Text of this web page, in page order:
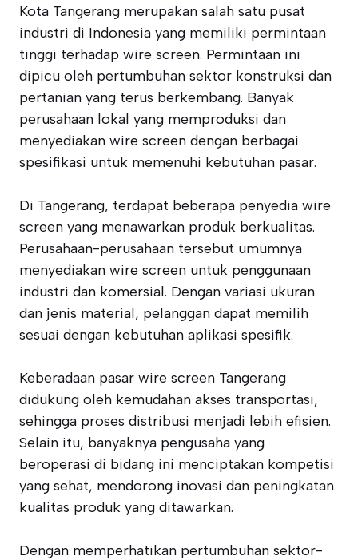
Kota Tangerang merupakan salah satu pusat
industri di Indonesia yang memiliki permintaan
tinggi terhadap wire screen. Permintaan ini
dipicu oleh pertumbuhan sektor konstruksi dan
pertanian yang terus berkembang. Banyak
perusahaan lokal yang memproduksi dan
menyediakan wire screen dengan berbagai
spesifikasi untuk memenuhi kebutuhan pasar.
Di Tangerang, terdapat beberapa penyedia wire
screen yang menawarkan produk berkualitas.
Perusahaan-perusahaan tersebut umumnya
menyediakan wire screen untuk penggunaan
industri dan komersial. Dengan variasi ukuran
dan jenis material, pelanggan dapat memilih
sesuai dengan kebutuhan aplikasi spesifik.
Keberadaan pasar wire screen Tangerang
didukung oleh kemudahan akses transportasi,
sehingga proses distribusi menjadi lebih efisien.
Selain itu, banyaknya pengusaha yang
beroperasi di bidang ini menciptakan kompetisi
yang sehat, mendorong inovasi dan peningkatan
kualitas produk yang ditawarkan.
Dengan memperhatikan pertumbuhan sektor-